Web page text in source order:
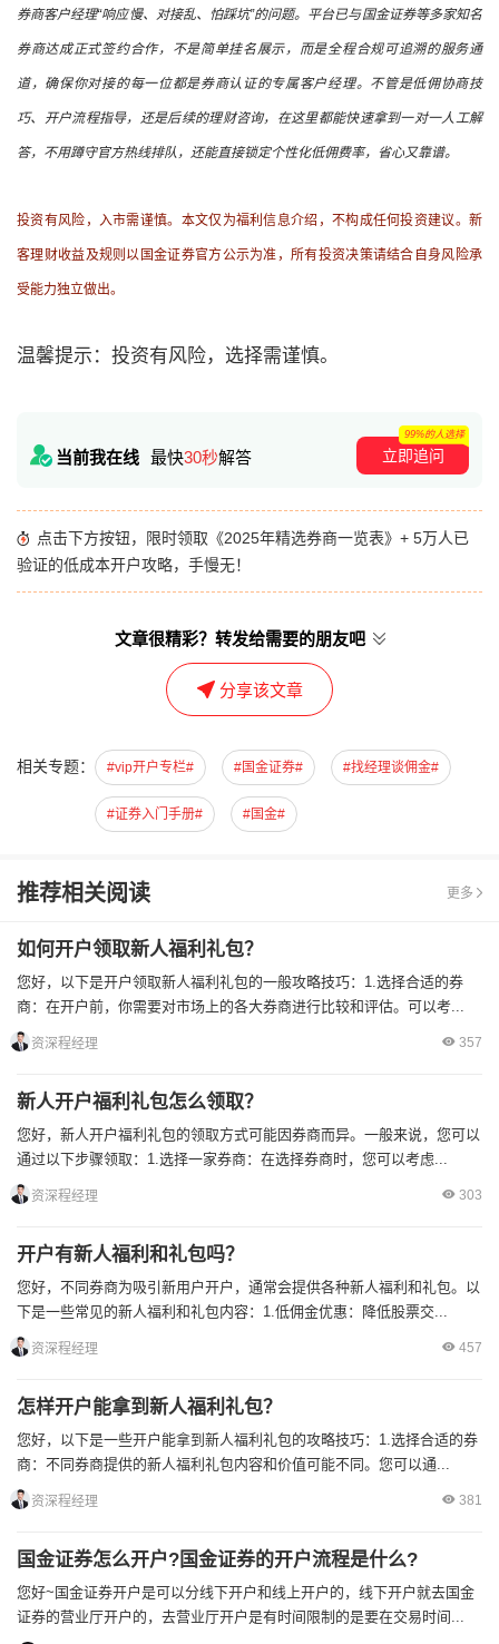
券商客户经理“响应慢、对接乱、怕踩坑”的问题。平台已与国金证券等多家知名
券商达成正式签约合作，不是简单挂名展示，而是全程合规可追溯的服务通
道，确保你对接的每一位都是券商认证的专属客户经理。不管是低佣协商技
巧、开户流程指导，还是后续的理财咨询，在这里都能快速拿到一对一人工解
答，不用蹲守官方热线排队，还能直接锁定个性化低佣费率，省心又靠谱。
投资有风险，入市需谨慎。本文仅为福利信息介绍，不构成任何投资建议。新
客理财收益及规则以国金证券官方公示为准，所有投资决策请结合自身风险承
受能力独立做出。
温馨提示：投资有风险，选择需谨慎。
当前我在线 最快30秒解答 立即追问
99%的人选择
点击下方按钮，限时领取《2025年精选券商一览表》+ 5万人已
验证的低成本开户攻略，手慢无！
文章很精彩？转发给需要的朋友吧
分享该文章
相关专题： #vip开户专栏# #国金证券# #找经理谈佣金#
#证券入门手册# #国金#
推荐相关阅读 更多
如何开户领取新人福利礼包？
您好，以下是开户领取新人福利礼包的一般攻略技巧：1.选择合适的券
商：在开户前，你需要对市场上的各大券商进行比较和评估。可以考...
资深程经理 357
新人开户福利礼包怎么领取？
您好，新人开户福利礼包的领取方式可能因券商而异。一般来说，您可以
通过以下步骤领取：1.选择一家券商：在选择券商时，您可以考虑...
资深程经理 303
开户有新人福利和礼包吗？
您好，不同券商为吸引新用户开户，通常会提供各种新人福利和礼包。以
下是一些常见的新人福利和礼包内容：1.低佣金优惠：降低股票交...
资深程经理 457
怎样开户能拿到新人福利礼包？
您好，以下是一些开户能拿到新人福利礼包的攻略技巧：1.选择合适的券
商：不同券商提供的新人福利礼包内容和价值可能不同。您可以通...
资深程经理 381
国金证券怎么开户?国金证券的开户流程是什么?
您好~国金证券开户是可以分线下开户和线上开户的，线下开户就去国金
证券的营业厅开户的，去营业厅开户是有时间限制的是要在交易时间...